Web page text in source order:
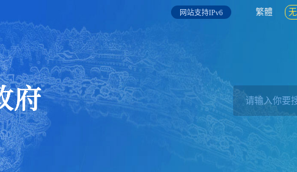
网站支持IPv6 繁體